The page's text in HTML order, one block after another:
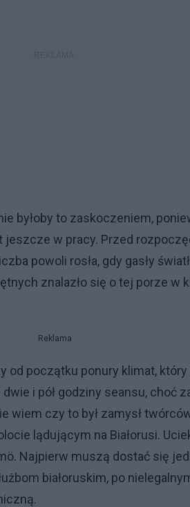
byłoby to zaskoczeniem,
w pracy. Przed
powoli rosła, gdy gasły
znalazło się o tej porze w
Reklama
od początku ponury klimat,
i pół godziny seansu, choć
wiem czy to był zamysł
lądującym na Białorusi.
Najpierw muszą dostać się
białoruskim, po